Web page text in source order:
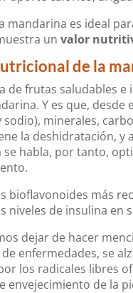
mandarina es ideal
un valor
de la
de frutas saludables
Y es que,
sodio), minerales,
la deshidratación, y
se habla, por tanto,
bioflavonoides más
niveles de insulina en
dejar de hacer
enfermedades, se
los radicales libres
envejecimiento de la